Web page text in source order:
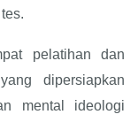
tes.
pelatihan dan
dipersiapkan
mental ideologi